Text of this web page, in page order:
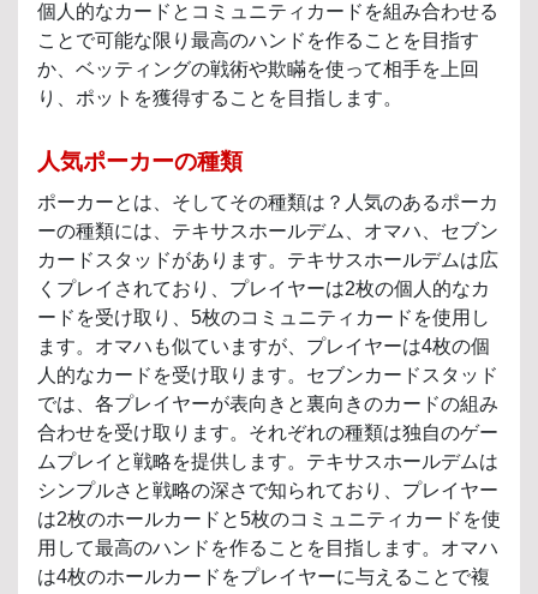
個人的なカードとコミュニティカードを組み合わせる
ことで可能な限り最高のハンドを作ることを目指す
か、ベッティングの戦術や欺瞞を使って相手を上回
り、ポットを獲得することを目指します。
人気ポーカーの種類
ポーカーとは、そしてその種類は？人気のあるポーカ
ーの種類には、テキサスホールデム、オマハ、セブン
カードスタッドがあります。テキサスホールデムは広
くプレイされており、プレイヤーは2枚の個人的なカ
ードを受け取り、5枚のコミュニティカードを使用し
ます。オマハも似ていますが、プレイヤーは4枚の個
人的なカードを受け取ります。セブンカードスタッド
では、各プレイヤーが表向きと裏向きのカードの組み
合わせを受け取ります。それぞれの種類は独自のゲー
ムプレイと戦略を提供します。テキサスホールデムは
シンプルさと戦略の深さで知られており、プレイヤー
は2枚のホールカードと5枚のコミュニティカードを使
用して最高のハンドを作ることを目指します。オマハ
は4枚のホールカードをプレイヤーに与えることで複